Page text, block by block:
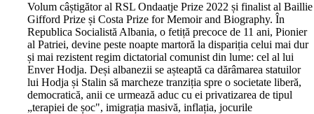
Volum câștigător al RSL Ondaatje Prize 2022 și finalist al Baillie
Gifford Prize și Costa Prize for Memoir and Biography. În
Republica Socialistă Albania, o fetiță precoce de 11 ani, Pionier
al Patriei, devine peste noapte martoră la dispariția celui mai dur
și mai rezistent regim dictatorial comunist din lume: cel al lui
Enver Hodja. Deși albanezii se așteaptă ca dărâmarea statuilor
lui Hodja și Stalin să marcheze tranziția spre o societate liberă,
democratică, anii ce urmează aduc cu ei privatizarea de tipul
„terapiei de șoc", imigrația masivă, inflația, jocurile